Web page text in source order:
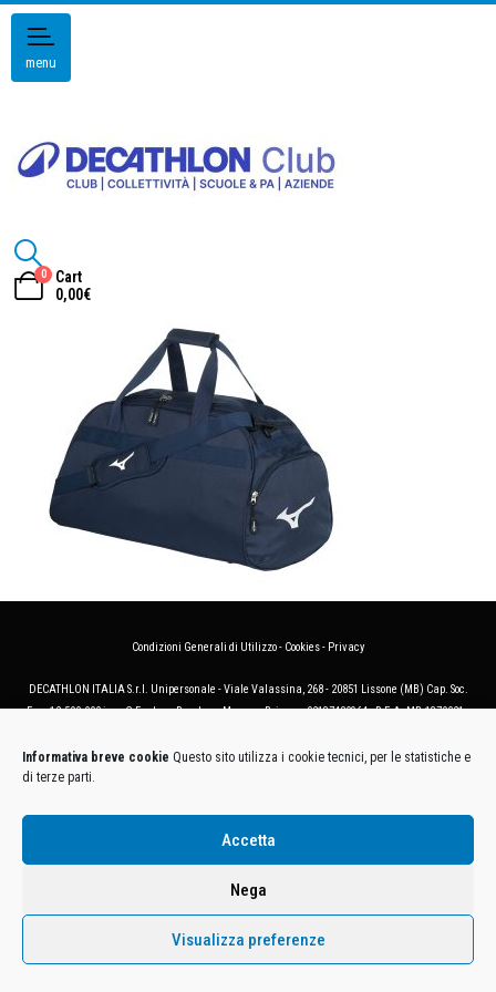
Informativa breve cookie Questo sito utilizza i cookie tecnici, per le statistiche e
di terze parti.
Accetta
Nega
Visualizza preferenze
menu
0
Cart
0,00€
Condizioni Generali di Utilizzo- Cookies- Privacy
DECATHLON ITALIA S.r.l. Unipersonale - Viale Valassina, 268 - 20851 Lissone (MB) Cap. Soc.
Euro 12.500.000 i.v. - C.F. e Iscr. Reg. Imp. Monza e Brianza 02137480964 - R.E.A. MB-1370021 -
D'Ascq, Francia Le foto dei prodotti presenti sul sito sono puramente esemplificative.